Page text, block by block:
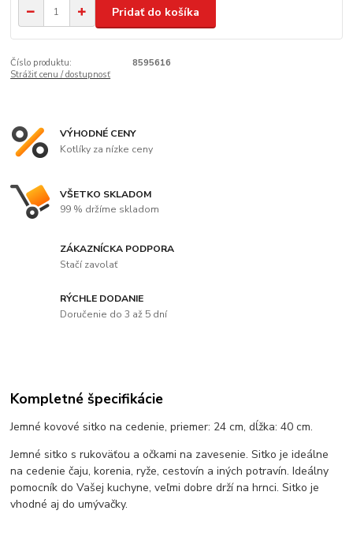
Pridať do košíka
Číslo produktu:
8595616
Strážiť cenu / dostupnosť
VÝHODNÉ CENY
Kotlíky za nízke ceny
VŠETKO SKLADOM
99 % držíme skladom
ZÁKAZNÍCKA PODPORA
Stačí zavolať
RÝCHLE DODANIE
Doručenie do 3 až 5 dní
Kompletné špecifikácie
Jemné kovové sitko na cedenie, priemer: 24 cm, dĺžka: 40 cm.
Jemné sitko s rukoväťou a očkami na zavesenie. Sitko je ideálne
na cedenie čaju, korenia, ryže, cestovín a iných potravín. Ideálny
pomocník do Vašej kuchyne, veľmi dobre drží na hrnci. Sitko je
vhodné aj do umývačky.